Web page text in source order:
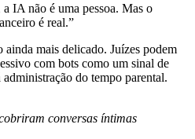
IA não é uma pessoa. Mas o
é real.”
mais delicado. Juízes podem
com bots como um sinal de
do tempo parental.
conversas íntimas